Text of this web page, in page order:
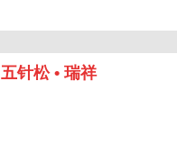
五针松 • 瑞祥